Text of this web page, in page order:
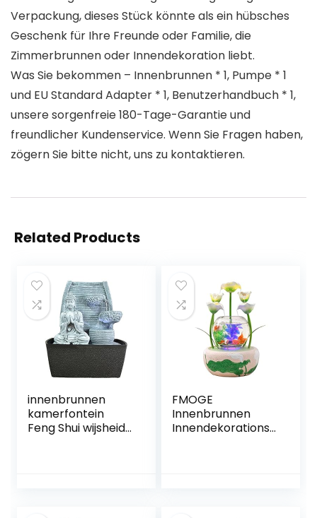
Verpackung, dieses Stück könnte als ein hübsches
Geschenk für Ihre Freunde oder Familie, die
Zimmerbrunnen oder Innendekoration liebt.
Was Sie bekommen – Innenbrunnen * 1, Pumpe * 1
und EU Standard Adapter * 1, Benutzerhandbuch * 1,
unsere sorgenfreie 180-Tage-Garantie und
freundlicher Kundenservice. Wenn Sie Fragen haben,
zögern Sie bitte nicht, uns zu kontaktieren.
Related Products
innenbrunnen
kamerfontein
Feng Shui wijsheid
FMOGE
Innenbrunnen
Innendekorationsb